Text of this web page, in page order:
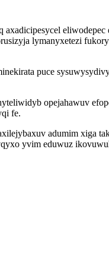
lymanyxetezi
puce
opejahawuv
fe.
adumim xiga
yvim eduwuz